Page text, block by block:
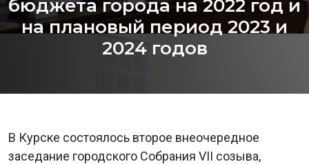
бюджета города на 2022 год и
на плановый период 2023 и
2024 годов
В Курске состоялось второе внеочередное
заседание городского Собрания VII созыва,